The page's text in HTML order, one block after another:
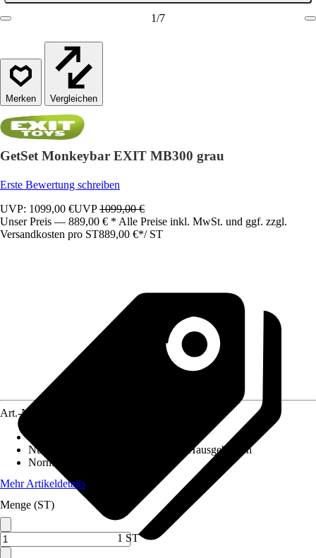
1/7
Vergleichen
GetSet Monkeybar EXIT MB300 grau
Erste Bewertung schreiben
UVP: 1099,00 €UVP1099,00 €
Unser Preis — 889,00 € * Alle Preise inkl. MwSt. und ggf. zzgl.
Versandkosten pro ST889,00 €*/ ST
Art.-Nr.
Nutzung
Gartenspielgeräte für den Hausgebrauch
Norm / Prüfzeichen
Mehr Artikeldetails
Menge (ST)
1 ST